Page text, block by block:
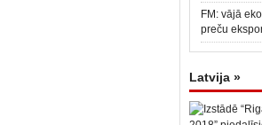
FM: vājā
preču
Latvija »